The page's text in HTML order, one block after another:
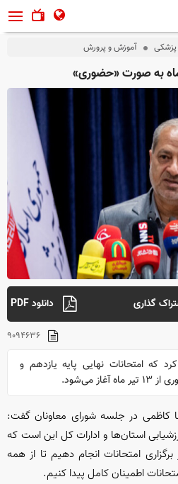
آموزش و پرورش
گذاری دانلود PDF
۹۰۹۴۶۳۶
که امتحانات نهایی پایه یازدهم و
می‌شود.
کاظمی در جلسه شورای معاونان گفت:
استان‌ها و ادارات کل این است که
برگزاری امتحانات انجام دهیم تا از همه
اطمینان کامل پیدا کنیم.